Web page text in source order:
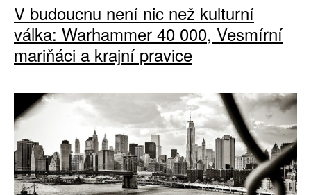
V budoucnu není nic než kulturní
válka: Warhammer 40 000, Vesmírní
mariňáci a krajní pravice